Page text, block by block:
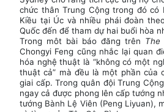
chức thân Trung Cộng trong đó có
Kiều tại Úc và nhiều phái đoàn
Quốc đến để tham dự hai buổi hòa
Trong môt bài báo đăng trên The
Chongyi Feng cũng nhắc lại quan
hóa nghệ thuật là “không có một
thuật cả” mà đều là một phần của
giai cấp. Trong quân đội Trung
ngay cả được phong lên cấp tướng
tướng Bành Lệ Viên (Peng Liyuan),